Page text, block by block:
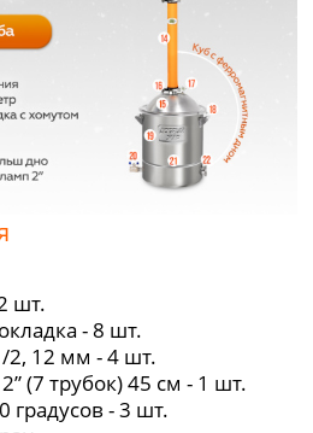
шт.
- 8 шт.
2, 12 мм - 4 шт.
(7 трубок) 45 см - 1 шт.
градусов - 3 шт.